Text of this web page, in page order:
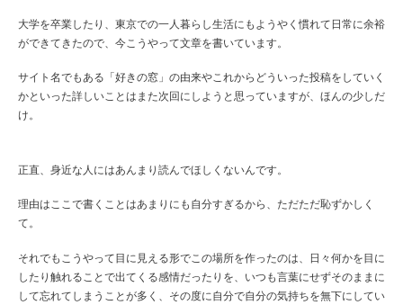
大学を卒業したり、東京での一人暮らし生活にもようやく慣れて日常に余裕
ができてきたので、今こうやって文章を書いています。
サイト名でもある「好きの窓」の由来やこれからどういった投稿をしていく
かといった詳しいことはまた次回にしようと思っていますが、ほんの少しだ
け。
正直、身近な人にはあんまり読んでほしくないんです。
理由はここで書くことはあまりにも自分すぎるから、ただただ恥ずかしく
て。
それでもこうやって目に見える形でこの場所を作ったのは、日々何かを目に
したり触れることで出てくる感情だったりを、いつも言葉にせずそのままに
して忘れてしまうことが多く、その度に自分で自分の気持ちを無下にしてい